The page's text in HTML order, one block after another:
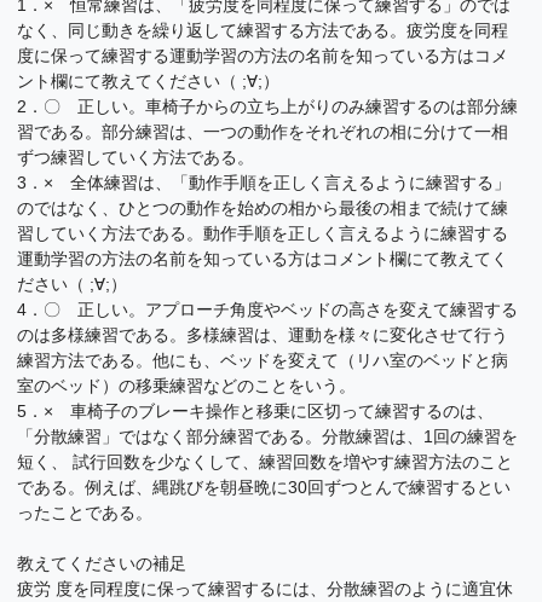
1．× 恒常練習は、「疲労度を同程度に保って練習する」のでは
なく、同じ動きを繰り返して練習する方法である。疲労度を同程
度に保って練習する運動学習の方法の名前を知っている方はコメ
ント欄にて教えてください（ ;∀;）
2．〇 正しい。車椅子からの立ち上がりのみ練習するのは部分練
習である。部分練習は、一つの動作をそれぞれの相に分けて一相
ずつ練習していく方法である。
3．× 全体練習は、「動作手順を正しく言えるように練習する」
のではなく、ひとつの動作を始めの相から最後の相まで続けて練
習していく方法である。動作手順を正しく言えるように練習する
運動学習の方法の名前を知っている方はコメント欄にて教えてく
ださい（ ;∀;）
4．〇 正しい。アプローチ角度やベッドの高さを変えて練習する
のは多様練習である。多様練習は、運動を様々に変化させて行う
練習方法である。他にも、ベッドを変えて（リハ室のベッドと病
室のベッド）の移乗練習などのことをいう。
5．× 車椅子のブレーキ操作と移乗に区切って練習するのは、
「分散練習」ではなく部分練習である。分散練習は、1回の練習を
短く、 試行回数を少なくして、練習回数を増やす練習方法のこと
である。例えば、縄跳びを朝昼晩に30回ずつとんで練習するとい
ったことである。
教えてくださいの補足
疲労 度を同程度に保って練習するには、分散練習のように適宜休